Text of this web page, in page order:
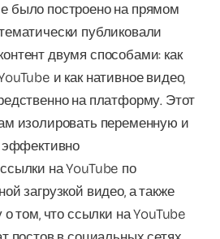
было построено на прямом
публиковали
двумя способами: как
и как нативное видео,
на платформу. Этот
изолировать переменную и
эффективно
на YouTube по
загрузкой видео, а также
о том, что ссылки на YouTube